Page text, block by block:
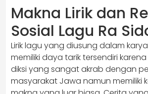
Makna Lirik dan
Sosial Lagu Ra
Lirik lagu yang diusung dalam
memiliki daya tarik tersendiri
diksi yang sangat akrab dengan
masyarakat Jawa namun memiliki